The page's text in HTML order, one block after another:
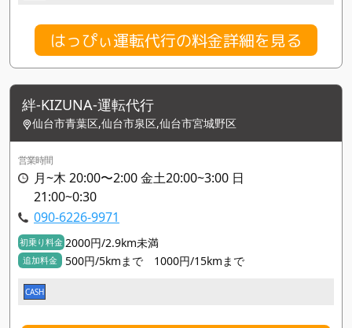
はっぴぃ運転代行の料金詳細を見る
絆-KIZUNA-運転代行
仙台市青葉区,仙台市泉区,仙台市宮城野区
営業時間
月~木 20:00〜2:00 金土20:00~3:00 日
21:00~0:30
090-6226-9971
初乗り料金 2000円/2.9km未満
追加料金 500円/5kmまで 1000円/15kmまで
CASH